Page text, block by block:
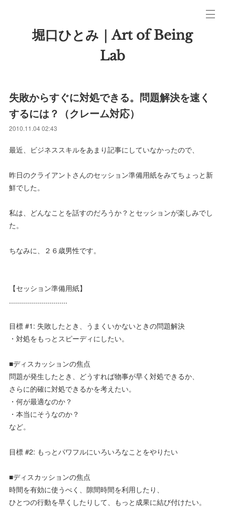
堀口ひとみ｜Art of Being
Lab
失敗からすぐに対処できる。問題解決を速く
するには？（クレーム対応）
2010.11.04 02:43
最近、ビジネススキルをあまり記事にしていなかったので、
昨日のクライアントさんのセッション準備用紙をみてちょっと新
鮮でした。
私は、どんなことを話すのだろうか？とセッションが楽しみでし
た。
ちなみに、２６歳男性です。
【セッション準備用紙】
.............................
目標 #1: 失敗したとき、うまくいかないときの問題解決
・対処をもっとスピーディにしたい。
■ディスカッションの焦点
問題が発生したとき、どうすれば物事が早く対処できるか、
さらに的確に対処できるかを考えたい。
・何が最適なのか？
・本当にそうなのか？
など。
目標 #2: もっとパワフルにいろいろなことをやりたい
■ディスカッションの焦点
時間を有効に使うべく、隙間時間を利用したり、
ひとつの行動を早くしたりして、もっと成果に結び付けたい。